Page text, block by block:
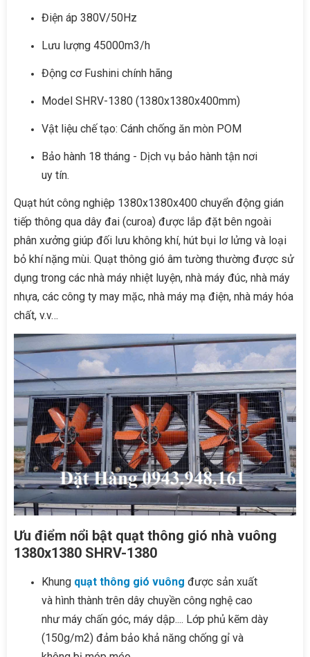
Điện áp 380V/50Hz
Lưu lượng 45000m3/h
Động cơ Fushini chính hãng
Model SHRV-1380 (1380x1380x400mm)
Vật liệu chế tạo: Cánh chống ăn mòn POM
Bảo hành 18 tháng - Dịch vụ bảo hành tận nơi
uy tín.
Quạt hút công nghiệp 1380x1380x400 chuyển động gián
tiếp thông qua dây đai (curoa) được lắp đặt bên ngoài
phân xưởng giúp đối lưu không khí, hút bụi lơ lửng và loại
bỏ khí nặng mùi. Quạt thông gió âm tường thường được sử
dụng trong các nhà máy nhiệt luyện, nhà máy đúc, nhà máy
nhựa, các công ty may mặc, nhà máy mạ điện, nhà máy hóa
chất, v.v…
Ưu điểm nổi bật quạt thông gió nhà vuông
1380x1380 SHRV-1380
Khung quạt thông gió vuông được sản xuất
và hình thành trên dây chuyền công nghệ cao
như máy chấn góc, máy dập.... Lớp phủ kẽm dày
(150g/m2) đảm bảo khả năng chống gỉ và